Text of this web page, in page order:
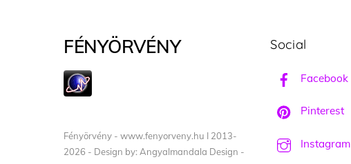
FÉNYÖRVÉNY
Fényörvény - www.fenyorveny.hu I 2013-
2026 - Design by: Angyalmandala Design -
Social
Facebook
Pinterest
Instagram